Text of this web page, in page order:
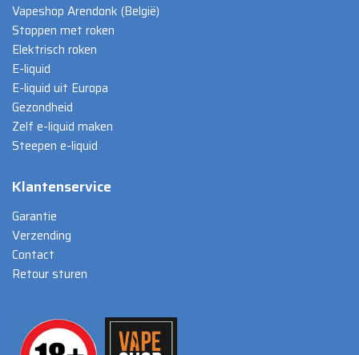
Vapeshop Arendonk (België)
Stoppen met roken
Elektrisch roken
E-liquid
E-liquid uit Europa
Gezondheid
Zelf e-liquid maken
Steepen e-liquid
Klantenservice
Garantie
Verzending
Contact
Retour sturen